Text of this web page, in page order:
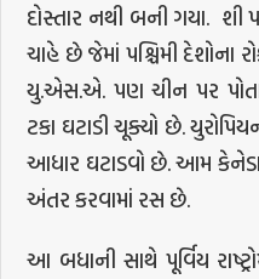
દોસ્તાર નથી બની ગયા.
ચાહે છે જેમાં પશ્ચિમી
યુ.એસ.એ. પણ ચીન પર
ટકા ઘટાડી ચૂક્યો છે.
આધાર ઘટાડવો છે. આમ કેનેડા
અંતર કરવામાં રસ છે.
આ બધાની સાથે પૂર્વિય